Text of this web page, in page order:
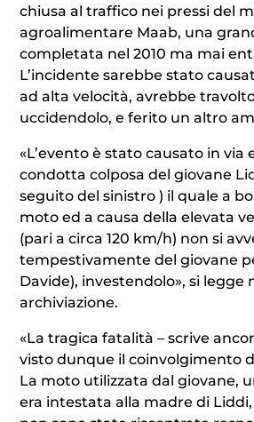
chiusa al traffico nei pressi del
agroalimentare Maab, una
completata nel 2010 ma mai
L’incidente sarebbe stato
ad alta velocità, avrebbe
uccidendolo, e ferito un altro
«L’evento è stato causato in via
condotta colposa del giovane
seguito del sinistro ) il quale a
moto ed a causa della elevata
(pari a circa 120 km/h) non si
tempestivamente del giovane
Davide), investendolo», si legge
archiviazione.
«La tragica fatalità – scrive
visto dunque il coinvolgimento
La moto utilizzata dal giovane,
era intestata alla madre di